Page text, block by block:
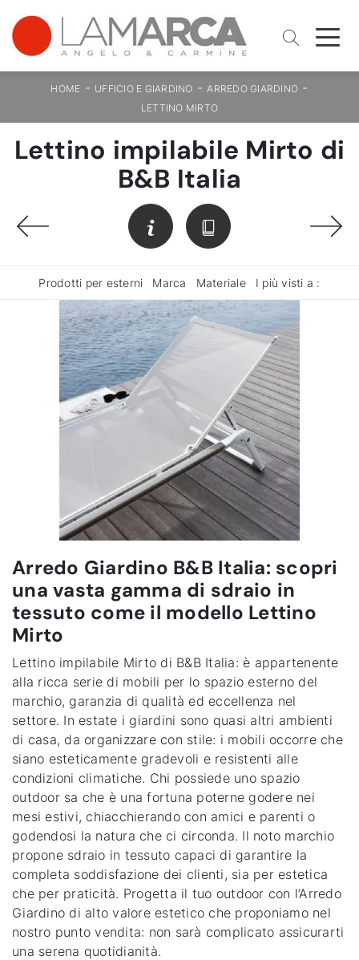
HOME - UFFICIO E GIARDINO -ARREDO GIARDINO -
LETTINO MIRTO
Lettino impilabile Mirto di
B&B Italia
Prodotti per esterni Marca Materiale I più visti a :
Arredo Giardino B&B Italia: scopri
una vasta gamma di sdraio in
tessuto come il modello Lettino
Mirto
Lettino impilabile Mirto di B&B Italia: è appartenente
alla ricca serie di mobili per lo spazio esterno del
marchio, garanzia di qualità ed eccellenza nel
settore. In estate i giardini sono quasi altri ambienti
di casa, da organizzare con stile: i mobili occorre che
siano esteticamente gradevoli e resistenti alle
condizioni climatiche. Chi possiede uno spazio
outdoor sa che è una fortuna poterne godere nei
mesi estivi, chiacchierando con amici e parenti o
godendosi la natura che ci circonda. Il noto marchio
propone sdraio in tessuto capaci di garantire la
completa soddisfazione dei clienti, sia per estetica
che per praticità. Progetta il tuo outdoor con l’Arredo
Giardino di alto valore estetico che proponiamo nel
nostro punto vendita: non sarà complicato assicurarti
una serena quotidianità.